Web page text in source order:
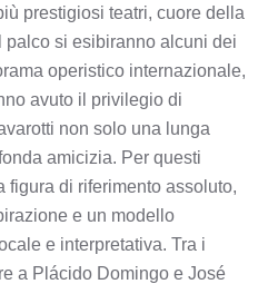
prestigiosi teatri, cuore della
si esibiranno alcuni dei
operistico internazionale,
avuto il privilegio di
non solo una lunga
amicizia. Per questi
figura di riferimento assoluto,
e un modello
e interpretativa. Tra i
a Plácido Domingo e José